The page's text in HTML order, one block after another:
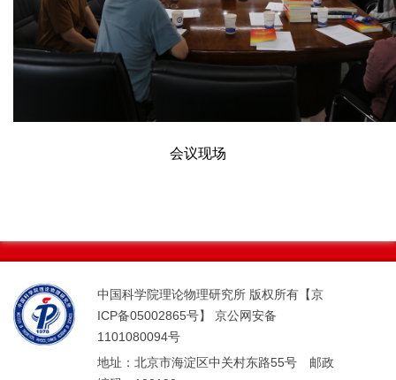
会议现场
中国科学院理论物理研究所 版权所有【京
ICP备05002865号】 京公网安备
1101080094号
地址：北京市海淀区中关村东路55号 邮政